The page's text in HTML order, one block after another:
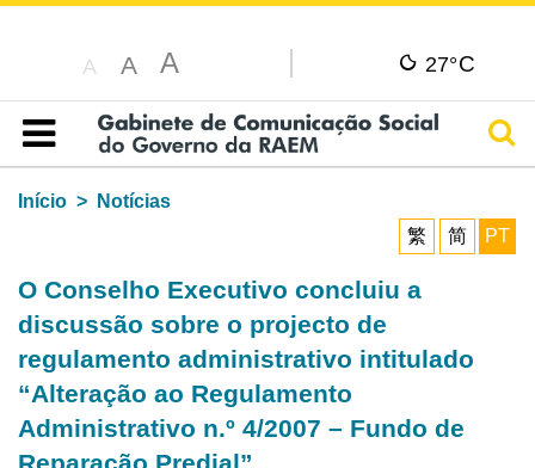
A A A 27°C
Índice
Início
Notícias
繁
简 PT
O Conselho Executivo concluiu a
discussão sobre o projecto de
regulamento administrativo intitulado
“Alteração ao Regulamento
Administrativo n.º 4/2007 – Fundo de
Reparação Predial”